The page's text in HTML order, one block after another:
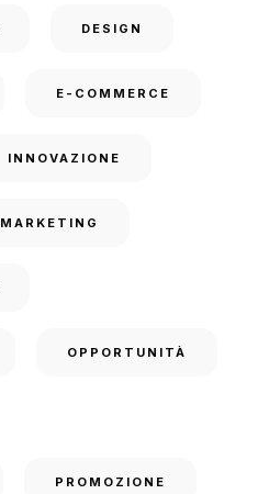
DESIGN
E-COMMERCE
INNOVAZIONE
MARKETING
OPPORTUNITÀ
PROMOZIONE